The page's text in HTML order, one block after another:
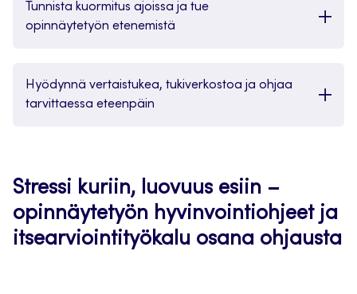
Tunnista kuormitus ajoissa ja tue
opinnäytetyön etenemistä
Hyödynnä vertaistukea, tukiverkostoa ja ohjaa
tarvittaessa eteenpäin
Stressi kuriin, luovuus esiin –
opinnäytetyön hyvinvointiohjeet ja
itsearviointityökalu osana ohjausta